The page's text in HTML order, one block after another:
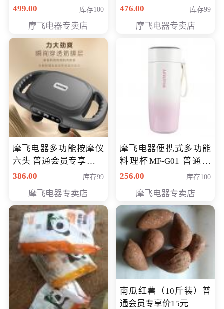
元
499.00 库存100
摩飞电器专卖店
价298元
476.00 库存99
摩飞电器专卖店
摩飞电器多功能按摩仪
六头 普通会员专享价格
199元
386.00 库存99
摩飞电器专卖店
摩飞电器便携式多功能
料理杯MF-G01 普通会
员专享价格118元
256.00 库存100
摩飞电器专卖店
南瓜红薯（10斤装）普
通会员专享价15元